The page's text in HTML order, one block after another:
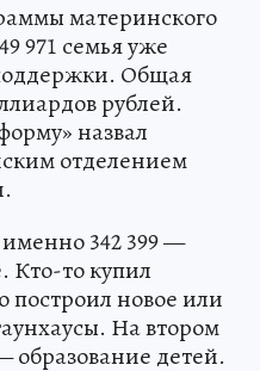
материнского
971 семья уже
Общая
рублей.
назвал
отделением
342 399 —
Кто-то купил
построил новое или
На втором
образование детей.